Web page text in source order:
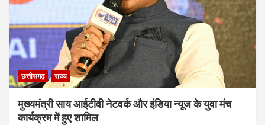
छत्तीसगढ़ राज्य
मुख्यमंत्री साय आईटीवी नेटवर्क और इंडिया न्यूज के युवा मंच
कार्यक्रम में हुए शामिल